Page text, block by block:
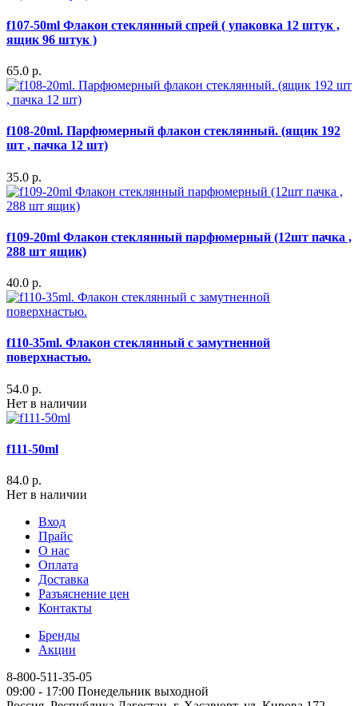
f107-50ml Флакон стеклянный спрей ( упаковка 12 штук ,
ящик 96 штук )
65.0 р.
f108-20ml. Парфюмерный флакон стеклянный. (ящик 192
шт , пачка 12 шт)
35.0 р.
f109-20ml Флакон стеклянный парфюмерный (12шт пачка ,
288 шт ящик)
40.0 р.
f110-35ml. Флакон стеклянный с замутненной
поверхнастью.
54.0 р.
Нет в наличии
f111-50ml
84.0 р.
Нет в наличии
Вход
Прайс
О нас
Оплата
Доставка
Разъяснение цен
Контакты
Бренды
Акции
8-800-511-35-05
09:00 - 17:00 Понедельник выходной